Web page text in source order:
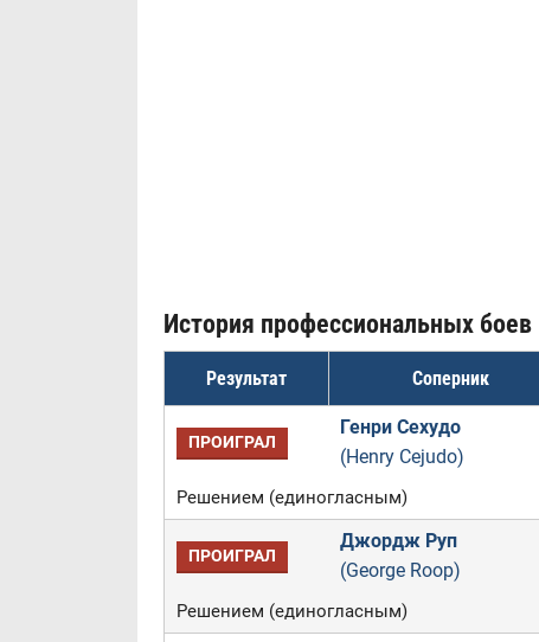
История профессиональных боев
Результат Соперник
ПРОИГРАЛ
Генри Сехудо
(Henry Cejudo)
Решением (единогласным)
ПРОИГРАЛ
Джордж Руп
(George Roop)
Решением (единогласным)